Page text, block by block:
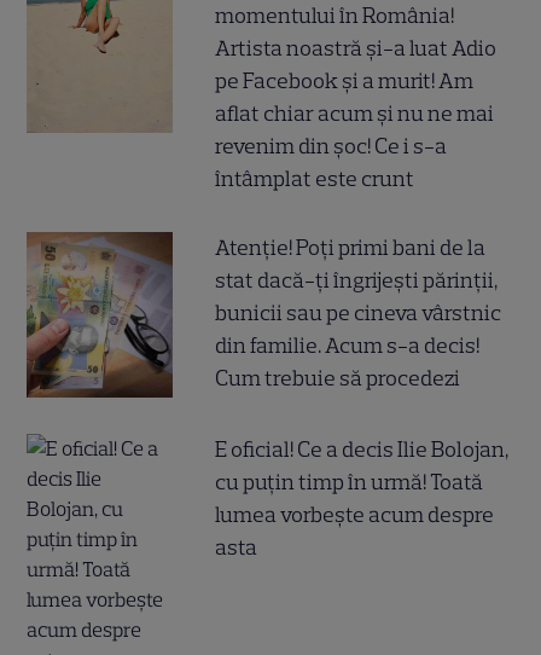
momentului în România!
Artista noastră și-a luat Adio
pe Facebook și a murit! Am
aflat chiar acum și nu ne mai
revenim din șoc! Ce i s-a
întâmplat este crunt
Atenție! Poți primi bani de la
stat dacă-ți îngrijești părinții,
bunicii sau pe cineva vârstnic
din familie. Acum s-a decis!
Cum trebuie să procedezi
E oficial! Ce a decis Ilie Bolojan,
cu puțin timp în urmă! Toată
lumea vorbește acum despre
asta